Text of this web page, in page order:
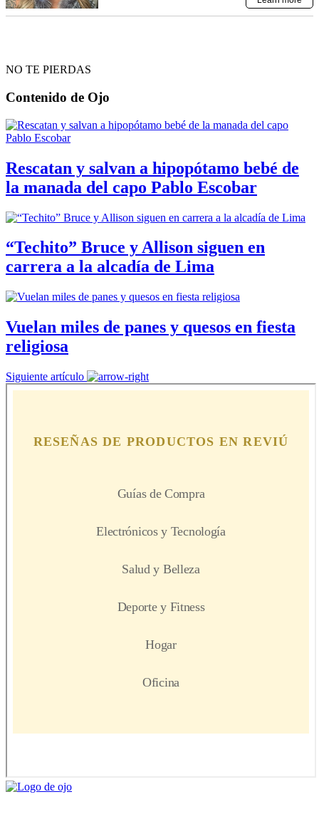
NO TE PIERDAS
Contenido de Ojo
Rescatan y salvan a hipopótamo bebé de
la manada del capo Pablo Escobar
“Techito” Bruce y Allison siguen en
carrera a la alcadía de Lima
Vuelan miles de panes y quesos en fiesta
religiosa
Siguiente artículo